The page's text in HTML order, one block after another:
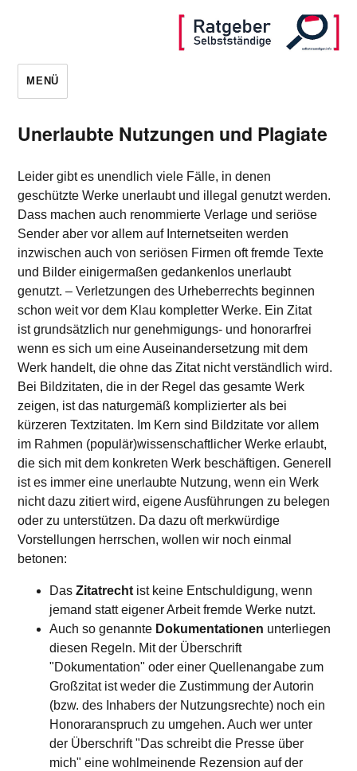
MENÜ
Unerlaubte Nutzungen und Plagiate
Leider gibt es unendlich viele Fälle, in denen
geschützte Werke unerlaubt und illegal genutzt werden.
Dass machen auch renommierte Verlage und seriöse
Sender aber vor allem auf Internetseiten werden
inzwischen auch von seriösen Firmen oft fremde Texte
und Bilder einigermaßen gedankenlos unerlaubt
genutzt. – Verletzungen des Urheberrechts beginnen
schon weit vor dem Klau kompletter Werke. Ein Zitat
ist grundsätzlich nur genehmigungs- und honorarfrei
wenn es sich um eine Auseinandersetzung mit dem
Werk handelt, die ohne das Zitat nicht verständlich wird.
Bei Bildzitaten, die in der Regel das gesamte Werk
zeigen, ist das naturgemäß komplizierter als bei
kürzeren Textzitaten. Im Kern sind Bildzitate vor allem
im Rahmen (populär)wissenschaftlicher Werke erlaubt,
die sich mit dem konkreten Werk beschäftigen. Generell
ist es immer eine unerlaubte Nutzung, wenn ein Werk
nicht dazu zitiert wird, eigene Ausführungen zu belegen
oder zu unterstützen. Da dazu oft merkwürdige
Vorstellungen herrschen, wollen wir noch einmal
betonen:
DasZitatrecht ist keine Entschuldigung, wenn
jemand statt eigener Arbeit fremde Werke nutzt.
Auch so genannte Dokumentationen unterliegen
diesen Regeln. Mit der Überschrift
"Dokumentation" oder einer Quellenangabe zum
Großzitat ist weder die Zustimmung der Autorin
(bzw. des Inhabers der Nutzungsrechte) noch ein
Honoraranspruch zu umgehen. Auch wer unter
der Überschrift "Das schreibt die Presse über
mich" eine wohlmeinende Rezension auf der